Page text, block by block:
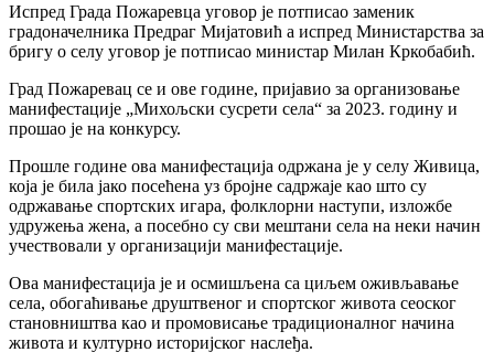
Испред Града Пожаревца уговор је потписао заменик
градоначелника Предраг Мијатовић а испред Министарства за
бригу о селу уговор је потписао министар Милан Кркобабић.
Град Пожаревац се и ове године, пријавио за организовање
манифестације „Михољски сусрети села“ за 2023. годину и
прошао је на конкурсу.
Прошле године ова манифестација одржана је у селу Живица,
која је била јако посећена уз бројне садржаје као што су
одржавање спортских игара, фолклорни наступи, изложбе
удружења жена, а посебно су сви мештани села на неки начин
учествовали у организацији манифестације.
Ова манифестација је и осмишљена са циљем оживљавање
села, обогаћивање друштвеног и спортског живота сеоског
становништва као и промовисање традиционалног начина
живота и културно историјског наслеђа.